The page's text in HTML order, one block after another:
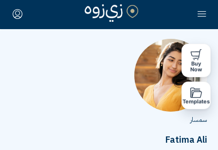
سمسار
Fatima Ali
Buy
Now
Templates